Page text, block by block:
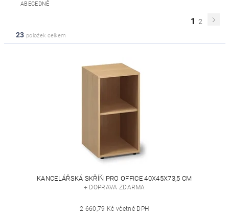
ABECEDNĚ
1 2
23 položek celkem
KANCELÁŘSKÁ SKŘÍŇ PRO OFFICE 40X45X73,5 CM
+ DOPRAVA ZDARMA
2 660,79 Kč včetně DPH